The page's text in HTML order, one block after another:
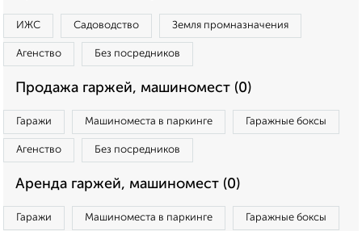
ИЖС Садоводство Земля промназначения
Агенство Без посредников
Продажа гаржей, машиномест (0)
Гаражи Машиноместа в паркинге Гаражные боксы
Агенство Без посредников
Аренда гаржей, машиномест (0)
Гаражи Машиноместа в паркинге Гаражные боксы